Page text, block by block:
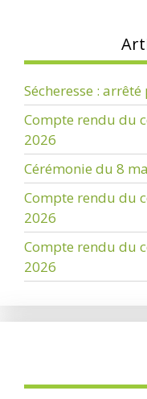
Sécheresse :
Compte rendu du
2026
Cérémonie du 8
Compte rendu du
2026
Compte rendu du
2026